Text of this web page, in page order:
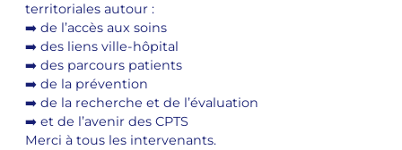
territoriales autour :
➡️ de l’accès aux soins
➡️ des liens ville-hôpital
➡️ des parcours patients
➡️ de la prévention
➡️ de la recherche et de l’évaluation
➡️ et de l’avenir des CPTS
Merci à tous les intervenants.